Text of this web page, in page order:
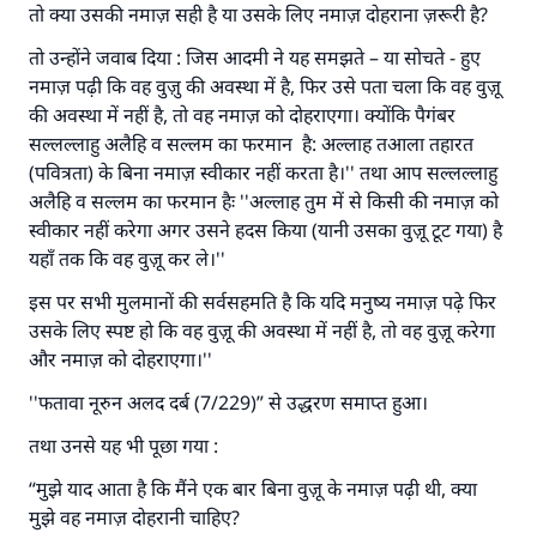
तो क्या उसकी नमाज़ सही है या उसके लिए नमाज़ दोहराना ज़रूरी है?
तो उन्होंने जवाब दिया : जिस आदमी ने यह समझते – या सोचते - हुए
नमाज़ पढ़ी कि वह वुज़ु की अवस्था में है, फिर उसे पता चला कि वह वुज़ू
की अवस्था में नहीं है, तो वह नमाज़ को दोहराएगा। क्योंकि पैगंबर
सल्लल्लाहु अलैहि व सल्लम का फरमान है: अल्लाह तआला तहारत
(पवित्रता) के बिना नमाज़ स्वीकार नहीं करता है।'' तथा आप सल्लल्लाहु
अलैहि व सल्लम का फरमान हैः ''अल्लाह तुम में से किसी की नमाज़ को
स्वीकार नहीं करेगा अगर उसने हदस किया (यानी उसका वुज़ू टूट गया) है
यहाँ तक कि वह वुज़ू कर ले।''
इस पर सभी मुलमानों की सर्वसहमति है कि यदि मनुष्य नमाज़ पढ़े फिर
उसके लिए स्पष्ट हो कि वह वुज़ू की अवस्था में नहीं है, तो वह वुज़ू करेगा
और नमाज़ को दोहराएगा।''
''फतावा नूरुन अलद दर्ब (7/229)” से उद्धरण समाप्त हुआ।
तथा उनसे यह भी पूछा गया :
“मुझे याद आता है कि मैंने एक बार बिना वुज़ू के नमाज़ पढ़ी थी, क्या
मुझे वह नमाज़ दोहरानी चाहिए?